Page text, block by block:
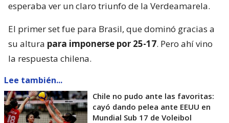
esperaba ver un claro triunfo de la Verdeamarela.
El primer set fue para Brasil, que dominó gracias a
su altura para imponerse por 25-17. Pero ahí vino
la respuesta chilena.
Lee también...
Chile no pudo ante las favoritas:
cayó dando pelea ante EEUU en
Mundial Sub 17 de Voleibol